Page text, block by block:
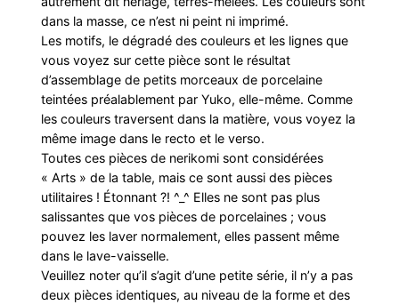
dans la masse, ce n’est ni peint ni imprimé.
Les motifs, le dégradé des couleurs et les lignes que
vous voyez sur cette pièce sont le résultat
d’assemblage de petits morceaux de porcelaine
teintées préalablement par Yuko, elle-même. Comme
les couleurs traversent dans la matière, vous voyez la
même image dans le recto et le verso.
Toutes ces pièces de nerikomi sont considérées
« Arts » de la table, mais ce sont aussi des pièces
utilitaires ! Étonnant ?! ^_^ Elles ne sont pas plus
salissantes que vos pièces de porcelaines ; vous
pouvez les laver normalement, elles passent même
dans le lave-vaisselle.
Veuillez noter qu’il s’agit d’une petite série, il n’y a pas
deux pièces identiques, au niveau de la forme et des